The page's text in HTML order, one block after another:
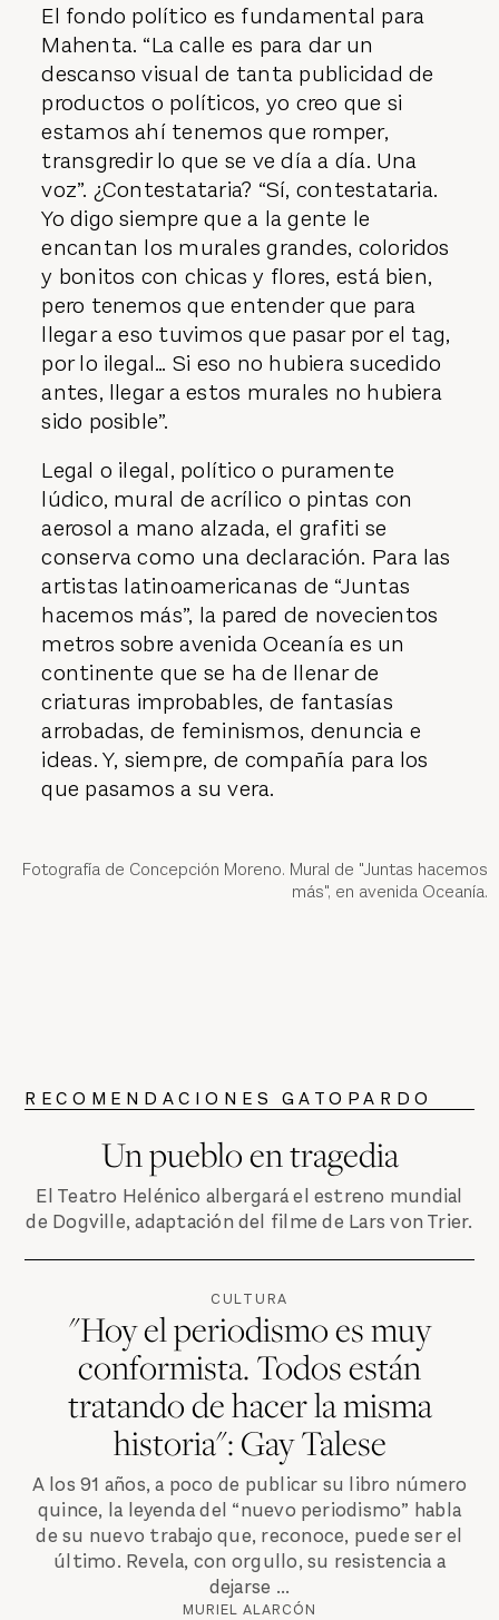
El fondo político es fundamental para
Mahenta. “La calle es para dar un
descanso visual de tanta publicidad de
productos o políticos, yo creo que si
estamos ahí tenemos que romper,
transgredir lo que se ve día a día. Una
voz”. ¿Contestataria? “Sí, contestataria.
Yo digo siempre que a la gente le
encantan los murales grandes, coloridos
y bonitos con chicas y flores, está bien,
pero tenemos que entender que para
llegar a eso tuvimos que pasar por el tag,
por lo ilegal… Si eso no hubiera sucedido
antes, llegar a estos murales no hubiera
sido posible”.
Legal o ilegal, político o puramente
lúdico, mural de acrílico o pintas con
aerosol a mano alzada, el grafiti se
conserva como una declaración. Para las
artistas latinoamericanas de “Juntas
hacemos más”, la pared de novecientos
metros sobre avenida Oceanía es un
continente que se ha de llenar de
criaturas improbables, de fantasías
arrobadas, de feminismos, denuncia e
ideas. Y, siempre, de compañía para los
que pasamos a su vera.
Fotografía de Concepción Moreno. Mural de "Juntas hacemos
más", en avenida Oceanía.
RECOMENDACIONES GATOPARDO
Un pueblo en tragedia
El Teatro Helénico albergará el estreno mundial
de Dogville, adaptación del filme de Lars von Trier.
CULTURA
"Hoy el periodismo es muy
conformista. Todos están
tratando de hacer la misma
historia": Gay Talese
A los 91 años, a poco de publicar su libro número
quince, la leyenda del “nuevo periodismo” habla
de su nuevo trabajo que, reconoce, puede ser el
último. Revela, con orgullo, su resistencia a
dejarse ...
MURIEL ALARCÓN